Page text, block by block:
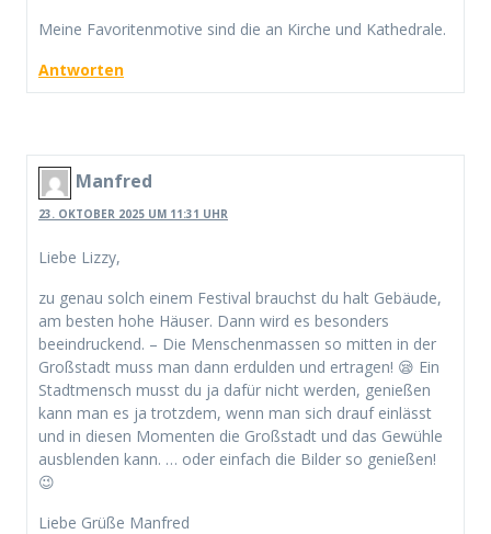
Meine Favoritenmotive sind die an Kirche und Kathedrale.
Antworten
Manfred
23. OKTOBER 2025 UM 11:31 UHR
Liebe Lizzy,
zu genau solch einem Festival brauchst du halt Gebäude,
am besten hohe Häuser. Dann wird es besonders
beeindruckend. – Die Menschenmassen so mitten in der
Großstadt muss man dann erdulden und ertragen! 😪 Ein
Stadtmensch musst du ja dafür nicht werden, genießen
kann man es ja trotzdem, wenn man sich drauf einlässt
und in diesen Momenten die Großstadt und das Gewühle
ausblenden kann. … oder einfach die Bilder so genießen!
😉
Liebe Grüße Manfred